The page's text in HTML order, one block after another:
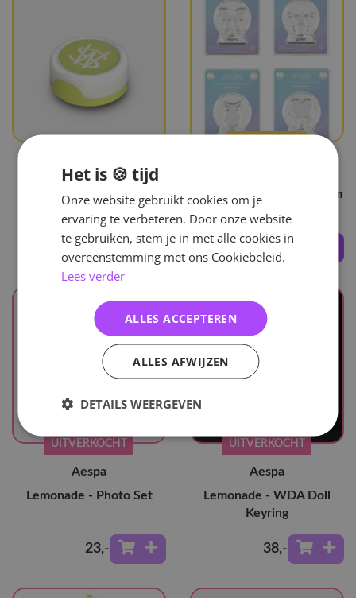
NCT Wish
SM Entertainment -
45 ,-
Official Light Stick Custom
Emblem
25,-
UITVERKOCHT
Aespa
Lemonade - Photo Set
23,-
UITVERKOCHT
Aespa
Lemonade - WDA Doll
Keyring
38,-
Het is 🍪 tijd
Onze website gebruikt cookies om je
ervaring te verbeteren. Door onze website
te gebruiken, stem je in met alle cookies in
overeenstemming met ons Cookiebeleid.
Lees verder
ALLES ACCEPTEREN
ALLES AFWIJZEN
DETAILS WEERGEVEN